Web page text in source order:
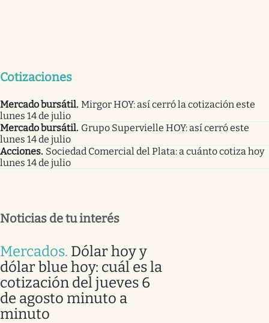
Cotizaciones
Mercado bursátil. Mirgor HOY: así cerró la cotización este
lunes 14 de julio
Mercado bursátil. Grupo Supervielle HOY: así cerró este
lunes 14 de julio
Acciones. Sociedad Comercial del Plata: a cuánto cotiza hoy
lunes 14 de julio
Noticias de tu interés
Mercados. Dólar hoy y
dólar blue hoy: cuál es la
cotización del jueves 6
de agosto minuto a
minuto